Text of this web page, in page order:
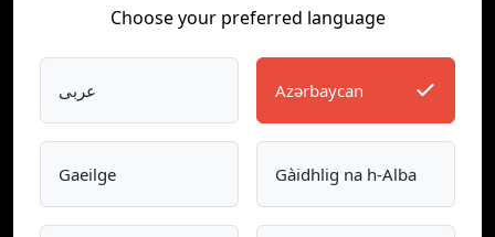
Choose your preferred language
عربى Azərbaycan
Gaeilge Gàidhlig na h-Alba